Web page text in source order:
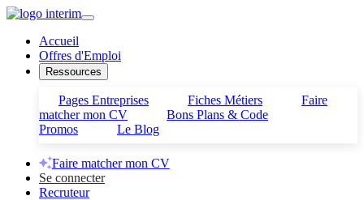
Accueil
Offres d'Emploi
Ressources
Pages Entreprises Fiches Métiers
Faire
matcher mon CV
Bons Plans & Code
Promos
Le Blog
Faire matcher mon CV
Se connecter
Recruteur